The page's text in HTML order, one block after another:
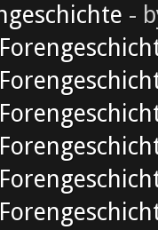
-